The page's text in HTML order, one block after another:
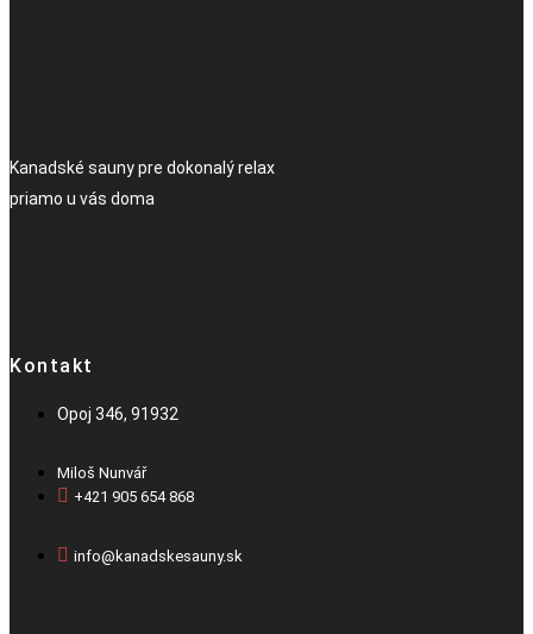
Kanadské sauny pre dokonalý relax
priamo u vás doma
Kontakt
Opoj 346, 91932
Miloš Nunvář
+421 905 654 868​
info@kanadskesauny.sk